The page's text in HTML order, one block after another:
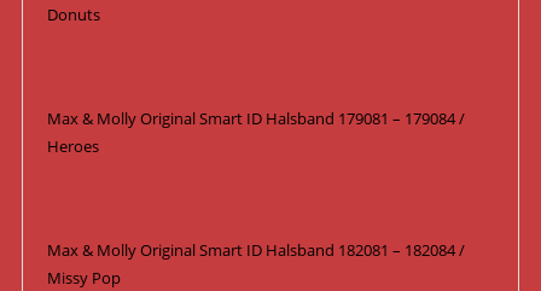
Donuts
Max & Molly Original Smart ID Halsband 179081 – 179084 /
Heroes
Max & Molly Original Smart ID Halsband 182081 – 182084 /
Missy Pop